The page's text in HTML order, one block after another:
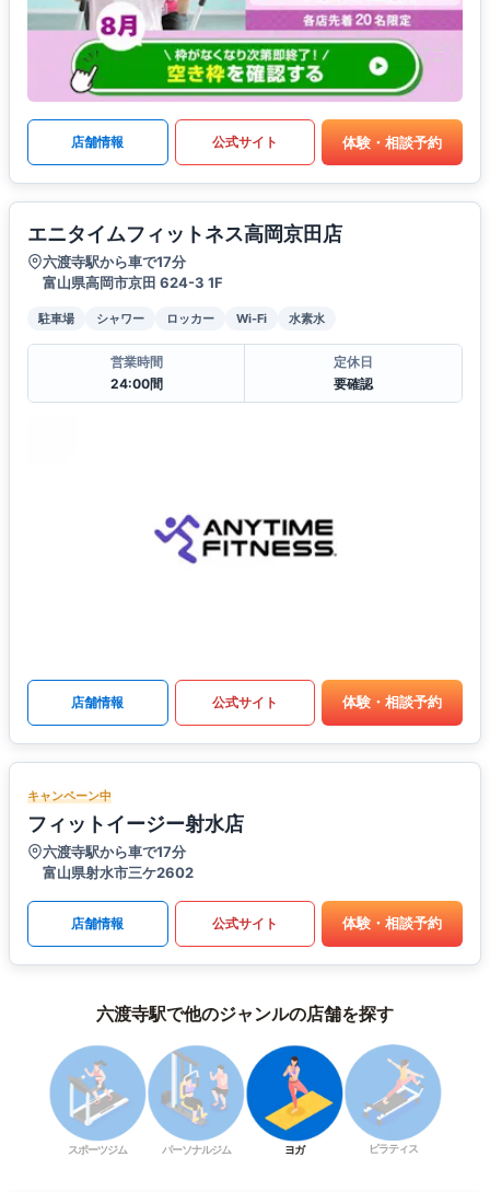
店舗情報 公式サイト 体験・相談予約
エニタイムフィットネス高岡京田店
六渡寺駅から車で17分
富山県高岡市京田 624-3 1F
駐車場 シャワー ロッカー Wi-Fi 水素水
営業時間
24:00間
定休日
要確認
店舗情報 公式サイト 体験・相談予約
キャンペーン中
フィットイージー射水店
六渡寺駅から車で17分
富山県射水市三ケ2602
店舗情報 公式サイト 体験・相談予約
六渡寺駅で他のジャンルの店舗を探す
スポーツジム パーソナルジム ヨガ ピラティス